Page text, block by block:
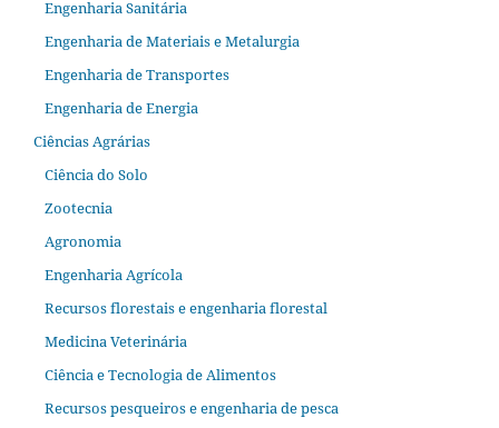
Engenharia Sanitária
Engenharia de Materiais e Metalurgia
Engenharia de Transportes
Engenharia de Energia
Ciências Agrárias
Ciência do Solo
Zootecnia
Agronomia
Engenharia Agrícola
Recursos florestais e engenharia florestal
Medicina Veterinária
Ciência e Tecnologia de Alimentos
Recursos pesqueiros e engenharia de pesca